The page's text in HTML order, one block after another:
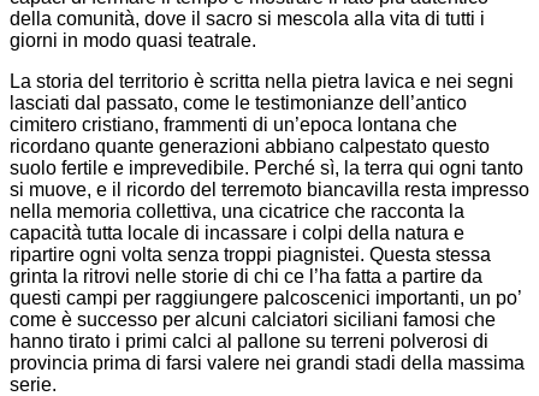
della comunità, dove il sacro si mescola alla vita di tutti i
giorni in modo quasi teatrale.
La storia del territorio è scritta nella pietra lavica e nei segni
lasciati dal passato, come le testimonianze dell’antico
cimitero cristiano, frammenti di un’epoca lontana che
ricordano quante generazioni abbiano calpestato questo
suolo fertile e imprevedibile. Perché sì, la terra qui ogni tanto
si muove, e il ricordo del terremoto biancavilla resta impresso
nella memoria collettiva, una cicatrice che racconta la
capacità tutta locale di incassare i colpi della natura e
ripartire ogni volta senza troppi piagnistei. Questa stessa
grinta la ritrovi nelle storie di chi ce l’ha fatta a partire da
questi campi per raggiungere palcoscenici importanti, un po’
come è successo per alcuni calciatori siciliani famosi che
hanno tirato i primi calci al pallone su terreni polverosi di
provincia prima di farsi valere nei grandi stadi della massima
serie.